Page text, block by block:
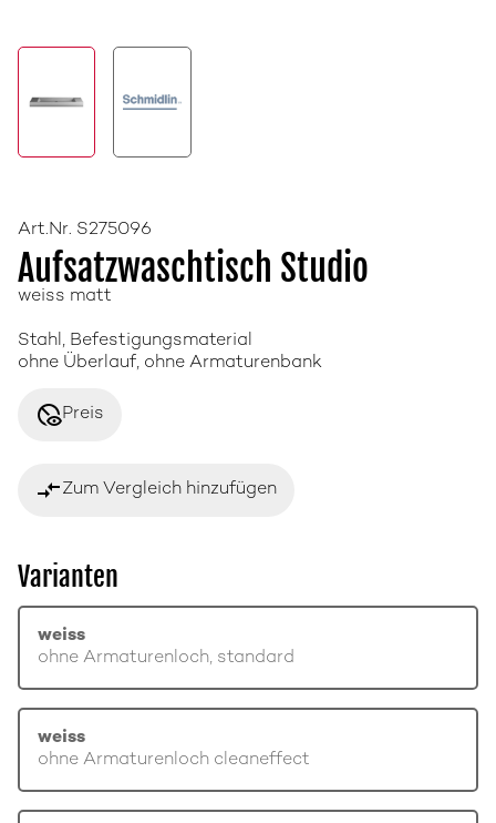
Art.Nr. S275096
Aufsatzwaschtisch Studio
weiss matt
Stahl, Befestigungsmaterial
ohne Überlauf, ohne Armaturenbank
disabled_visiblePreis
compare_arrowsZum Vergleich hinzufügen
Varianten
weiss
ohne Armaturenloch, standard
weiss
ohne Armaturenloch cleaneffect